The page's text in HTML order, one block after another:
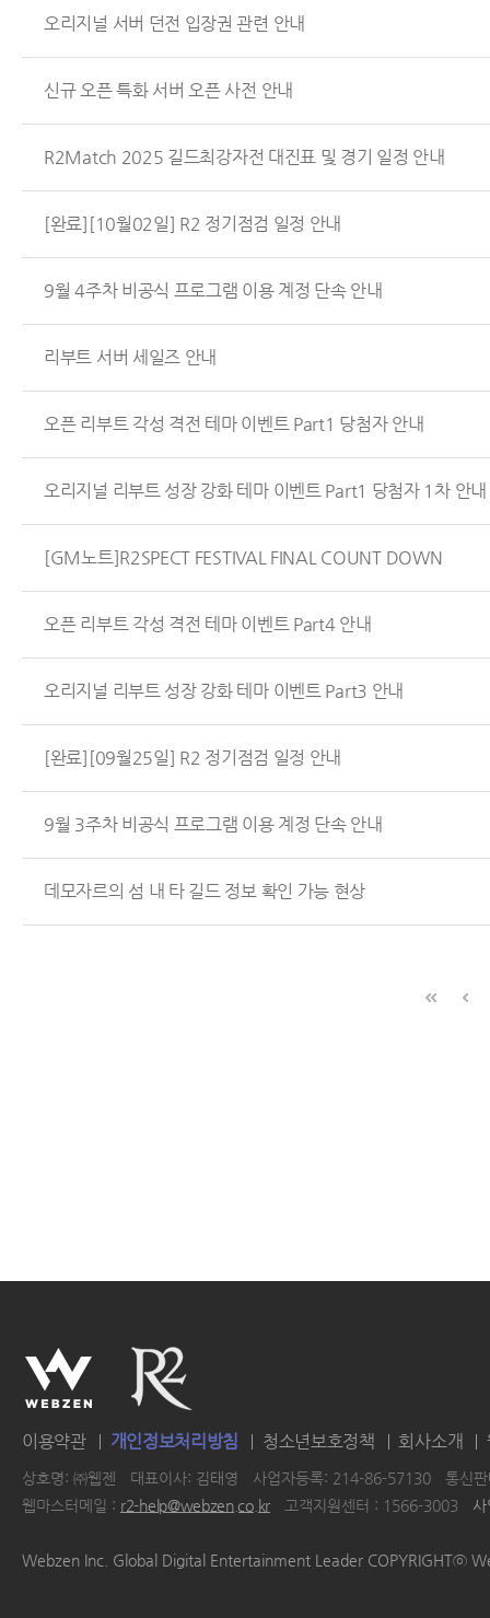
오리지널 서버 던전 입장권 관련 안내
신규 오픈 특화 서버 오픈 사전 안내
R2Match 2025 길드최강자전 대진표 및 경기 일정 안내
[완료][10월02일] R2 정기점검 일정 안내
9월 4주차 비공식 프로그램 이용 계정 단속 안내
리부트 서버 세일즈 안내
오픈 리부트 각성 격전 테마 이벤트 Part1 당첨자 안내
오리지널 리부트 성장 강화 테마 이벤트 Part1 당첨자 1차 안내
[GM노트]R2SPECT FESTIVAL FINAL COUNT DOWN
오픈 리부트 각성 격전 테마 이벤트 Part4 안내
오리지널 리부트 성장 강화 테마 이벤트 Part3 안내
[완료][09월25일] R2 정기점검 일정 안내
9월 3주차 비공식 프로그램 이용 계정 단속 안내
데모자르의 섬 내 타 길드 정보 확인 가능 현상
이용약관 개인정보처리방침 청소년보호정책 회사소개
상호명: ㈜웹젠 대표이사: 김태영 사업자등록: 214-86-57130
통신
웹마스터메일 : r2-help@webzen.co.kr 고객지원센터 : 1566-3003
Webzen Inc. Global Digital Entertainment Leader COPYRIGHTⓒ